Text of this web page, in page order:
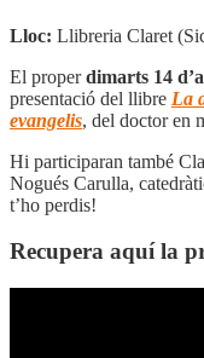
Lloc: Llibreria Claret
El properdimarts 14
presentació del llibre La
evangelis, del doctor en
Hi participaran també
Nogués Carulla,
t’ho perdis!
Recupera aquí la